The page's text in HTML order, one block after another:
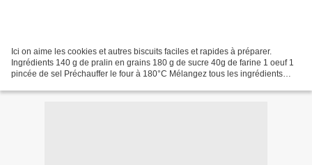
Ici on aime les cookies et autres biscuits faciles et rapides à préparer.
Ingrédients 140 g de pralin en grains 180 g de sucre 40g de farine 1 oeuf 1
pincée de sel Préchauffer le four à 180°C Mélangez tous les ingrédients